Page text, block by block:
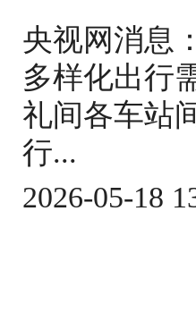
央视网消息
多样化出行
礼间各车站
行...
2026-05-18